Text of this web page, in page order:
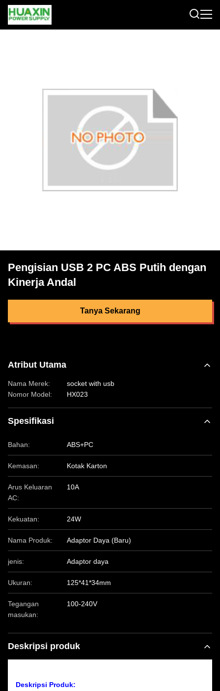
Pengisian USB 2 PC ABS Putih dengan
Kinerja Andal
Tanya Sekarang
Atribut Utama
Nama Merek:
socket with usb
Nomor Model:
HX023
Spesifikasi
Bahan: ABS+PC
Kemasan: Kotak Karton
Arus Keluaran
AC:
10A
Kekuatan: 24W
Nama Produk: Adaptor Daya (Baru)
jenis: Adaptor daya
Ukuran: 125*41*34mm
Tegangan
masukan:
100-240V
Deskripsi produk
Deskripsi Produk: